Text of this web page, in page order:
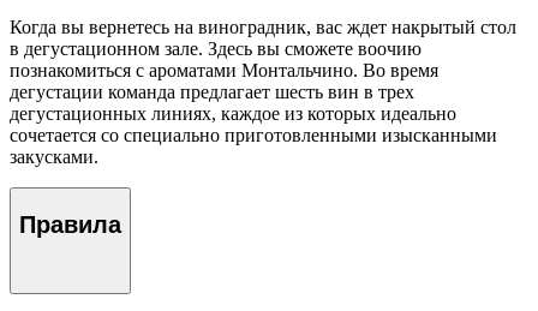
Когда вы вернетесь на виноградник, вас ждет накрытый стол
в дегустационном зале. Здесь вы сможете воочию
познакомиться с ароматами Монтальчино. Во время
дегустации команда предлагает шесть вин в трех
дегустационных линиях, каждое из которых идеально
сочетается со специально приготовленными изысканными
закусками.
Правила